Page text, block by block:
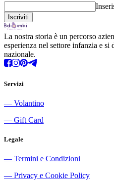
La nostra storia è un percorso
esperienza nel settore infanzia e
nazionale.
Servizi
― Volantino
― Gift Card
Legale
― Termini e Condizioni
― Privacy e Cookie Policy